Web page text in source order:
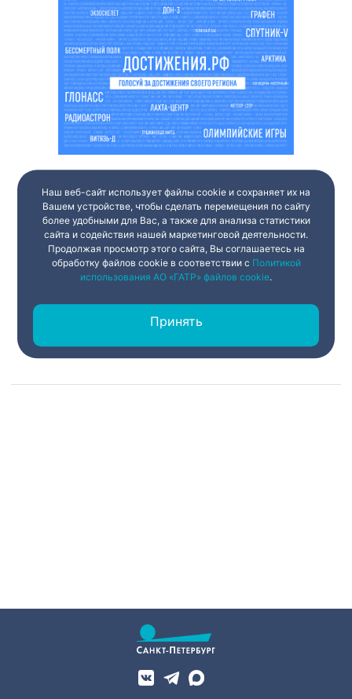
Наш веб-сайт использует файлы cookie и сохраняет их на
Вашем устройстве, чтобы сделать перемещения по сайту
более удобными для Вас, а также для анализа статистики
сайта и содействия нашей маркетинговой деятельности.
Продолжая просмотр этого сайта, Вы соглашаетесь на
обработку файлов cookie в соответствии с Политикой
использования АО «ГАТР» файлов cookie.
Принять